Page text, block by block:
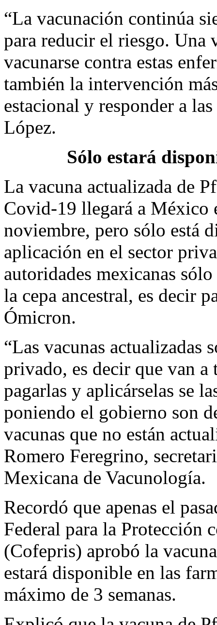
“La vacunación continúa
para reducir el riesgo. Una
vacunarse contra estas
también la intervención
estacional y responder a
López.
Sólo estará
La vacuna actualizada de
Covid-19 llegará a México
noviembre, pero sólo está
aplicación en el sector
autoridades mexicanas
la cepa ancestral, es decir
Ómicron.
“Las vacunas actualizadas
privado, es decir que van
pagarlas y aplicárselas se
poniendo el gobierno son
vacunas que no están
Romero Feregrino,
Mexicana de Vacunología.
Recordó que apenas el
Federal para la Protección
(Cofepris) aprobó la
estará disponible en las
máximo de 3 semanas.